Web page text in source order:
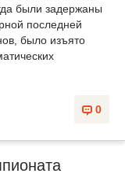
были задержаны
последней
было изъято
0